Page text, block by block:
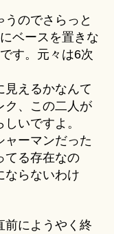
のでさらっと
ベースを置きな
す。元々は6次
見えるかなんて
ク、この二人が
いですよ。
ャーマンだった
てる存在なの
ならないわけ
前にようやく終